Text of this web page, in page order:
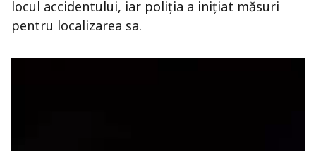
locul accidentului, iar poliția a inițiat măsuri
pentru localizarea sa.